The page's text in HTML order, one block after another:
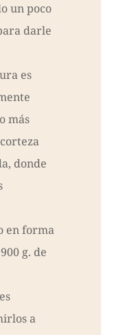
un poco
darle
es
más
donde
en forma
g. de
a